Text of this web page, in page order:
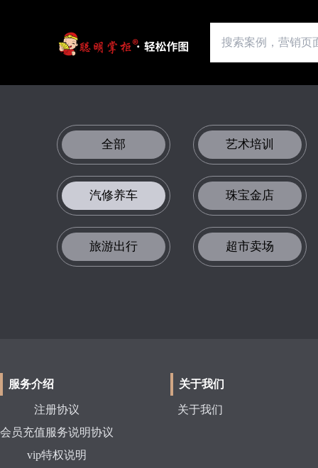
全部 艺术培训
汽修养车 珠宝金店
旅游出行 超市卖场
服务介绍
注册协议
会员充值服务说明协议
vip特权说明
关于我们
关于我们